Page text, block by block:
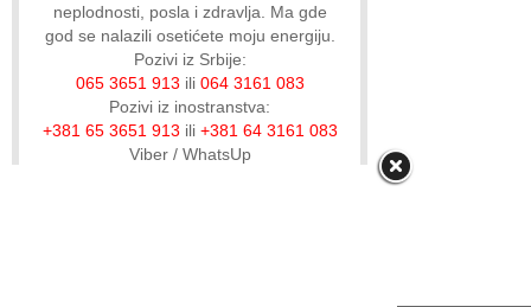
neplodnosti, posla i zdravlja. Ma gde
god se nalazili osetićete moju energiju.
Pozivi iz Srbije:
065 3651 913 ili 064 3161 083
Pozivi iz inostranstva:
+381 65 3651 913 ili +381 64 3161 083
Viber / WhatsUp